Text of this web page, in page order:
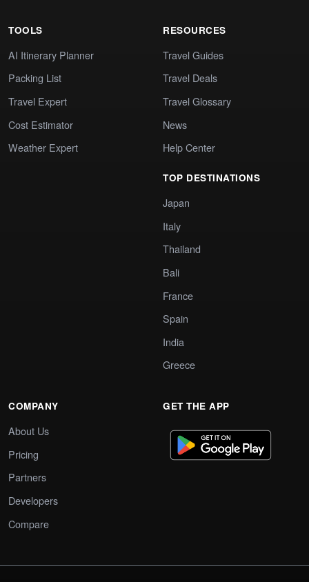
TOOLS
AI Itinerary Planner
Packing List
Travel Expert
Cost Estimator
Weather Expert
RESOURCES
Travel Guides
Travel Deals
Travel Glossary
News
Help Center
TOP DESTINATIONS
Japan
Italy
Thailand
Bali
France
Spain
India
Greece
COMPANY
About Us
Pricing
Partners
Developers
Compare
GET THE APP